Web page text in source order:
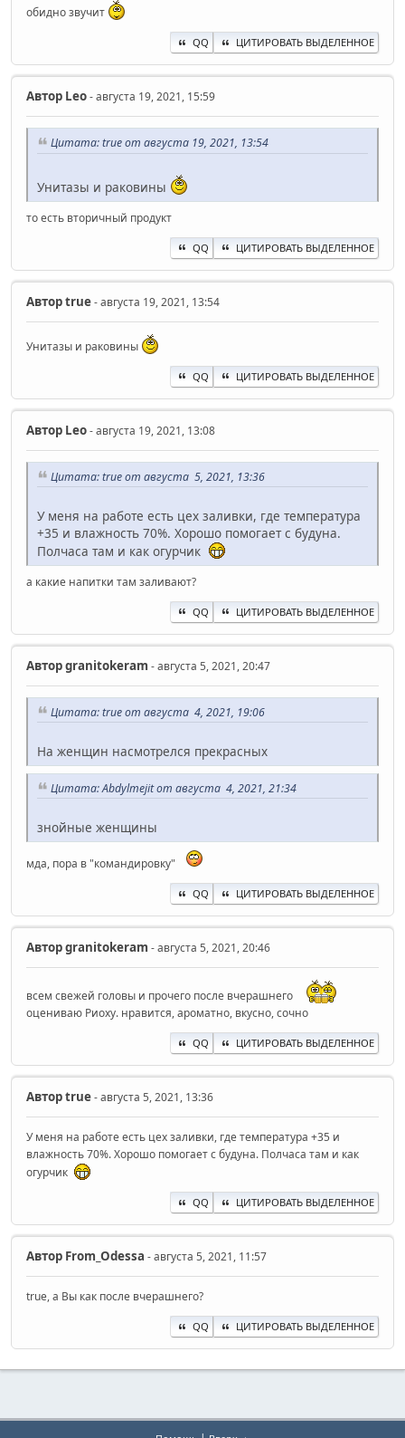
обидно звучит
QQ ЦИТИРОВАТЬ ВЫДЕЛЕННОЕ
Автор Leo- августа 19, 2021, 15:59
Цитата: true от августа 19, 2021, 13:54
Унитазы и раковины
то есть вторичный продукт
QQ ЦИТИРОВАТЬ ВЫДЕЛЕННОЕ
Авторtrue- августа 19, 2021, 13:54
Унитазы и раковины
QQ ЦИТИРОВАТЬ ВЫДЕЛЕННОЕ
Автор Leo- августа 19, 2021, 13:08
Цитата: true от августа 5, 2021, 13:36
У меня на работе есть цех заливки, где температура
+35 и влажность 70%. Хорошо помогает с будуна.
Полчаса там и как огурчик
а какие напитки там заливают?
QQ ЦИТИРОВАТЬ ВЫДЕЛЕННОЕ
Авторgranitokeram - августа 5, 2021, 20:47
Цитата: true от августа 4, 2021, 19:06
На женщин насмотрелся прекрасных
Цитата: Abdylmejit от августа 4, 2021, 21:34
знойные женщины
мда, пора в "командировку"
QQ ЦИТИРОВАТЬ ВЫДЕЛЕННОЕ
Авторgranitokeram - августа 5, 2021, 20:46
всем свежей головы и прочего после вчерашнего
оцениваю Риоху. нравится, ароматно, вкусно, сочно
QQ ЦИТИРОВАТЬ ВЫДЕЛЕННОЕ
Авторtrue- августа 5, 2021, 13:36
У меня на работе есть цех заливки, где температура +35 и
влажность 70%. Хорошо помогает с будуна. Полчаса там и как
огурчик
QQ ЦИТИРОВАТЬ ВЫДЕЛЕННОЕ
Автор From_Odessa - августа 5, 2021, 11:57
true, а Вы как после вчерашнего?
QQ ЦИТИРОВАТЬ ВЫДЕЛЕННОЕ